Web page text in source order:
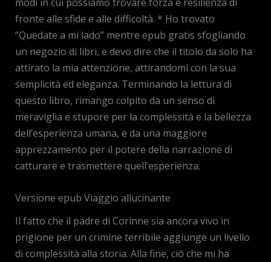
fronte alle sfide e alle difficoltà. * Ho trovato
“Quedate a mi lado” mentre epub gratis sfogliando
un negozio di libri, e devo dire che il titolo da solo ha
attirato la mia attenzione, attirandomi con la sua
semplicità ed eleganza. Terminando la lettura di
questo libro, rimango colpito da un senso di
meraviglia e stupore per la complessità e la bellezza
dell’esperienza umana, e da una maggiore
apprezzamento per il potere della narrazione di
catturare e trasmettere quell’esperienza.
Versione epub Viaggio allucinante
Il fatto che il padre di Corinne sia ancora vivo in
prigione per un crimine terribile aggiunge un livello
di complessità alla storia. Alla fine, ciò che mi ha